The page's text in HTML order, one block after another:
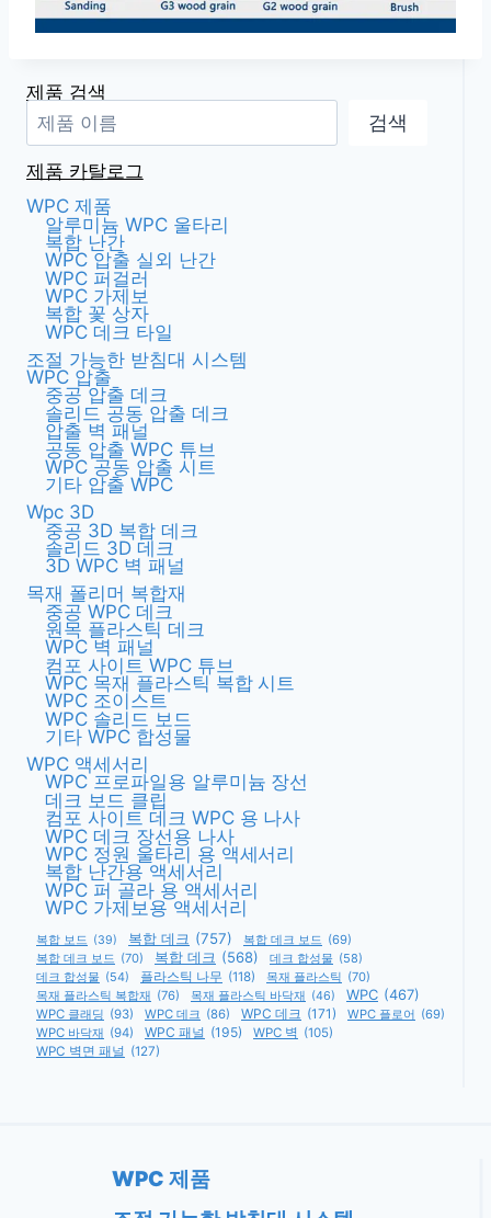
제품 검색
검색
제품 카탈로그
WPC 제품
알루미늄 WPC 울타리
복합 난간
WPC 압출 실외 난간
WPC 퍼걸러
WPC 가제보
복합 꽃 상자
WPC 데크 타일
조절 가능한 받침대 시스템
WPC 압출
중공 압출 데크
솔리드 공동 압출 데크
압출 벽 패널
공동 압출 WPC 튜브
WPC 공동 압출 시트
기타 압출 WPC
Wpc 3D
중공 3D 복합 데크
솔리드 3D 데크
3D WPC 벽 패널
목재 폴리머 복합재
중공 WPC 데크
원목 플라스틱 데크
WPC 벽 패널
컴포 사이트 WPC 튜브
WPC 목재 플라스틱 복합 시트
WPC 조이스트
WPC 솔리드 보드
기타 WPC 합성물
WPC 액세서리
WPC 프로파일용 알루미늄 장선
데크 보드 클립
컴포 사이트 데크 WPC 용 나사
WPC 데크 장선용 나사
WPC 정원 울타리 용 액세서리
복합 난간용 액세서리
WPC 퍼 골라 용 액세서리
WPC 가제보용 액세서리
복합 보드 (39) 복합 데크 (757) 복합 데크 보드 (69)
복합 데크 보드 (70) 복합 데크 (568) 데크 합성물 (58)
데크 합성물 (54) 플라스틱 나무 (118) 목재 플라스틱 (70)
목재 플라스틱 복합재 (76) 목재 플라스틱 바닥재 (46) WPC (467)
WPC 클래딩 (93) WPC 데크 (86) WPC 데크 (171) WPC 플로어 (69)
WPC 바닥재 (94) WPC 패널 (195) WPC 벽 (105)
WPC 벽면 패널 (127)
WPC 제품